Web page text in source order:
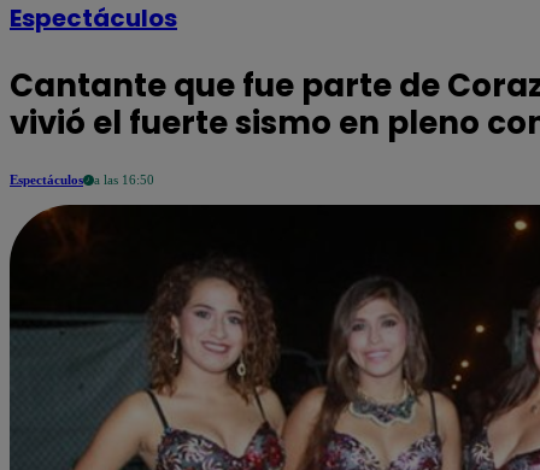
Espectáculos
Cantante que fue parte de
vivió el fuerte sismo en pleno
Espectáculos a las 16:50